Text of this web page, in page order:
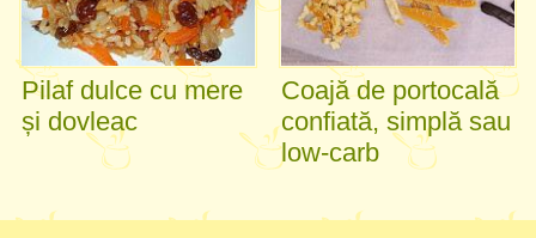
Pilaf dulce cu mere
și dovleac
Coajă de portocală
confiată, simplă sau
low-carb